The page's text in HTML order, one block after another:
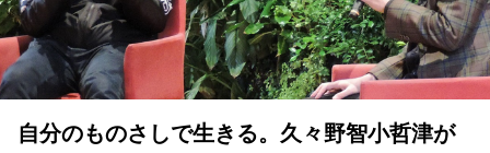
スキルアップ ビジネス 学び 仕事術
インタビュー カルチャー 社会
イベントレポート ライフスタイル
自分のものさしで生きる。久々野智小哲津が